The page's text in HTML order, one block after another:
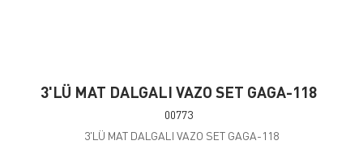
3'LÜ MAT DALGALI VAZO SET GAGA-118
00773
3'LÜ MAT DALGALI VAZO SET GAGA-118